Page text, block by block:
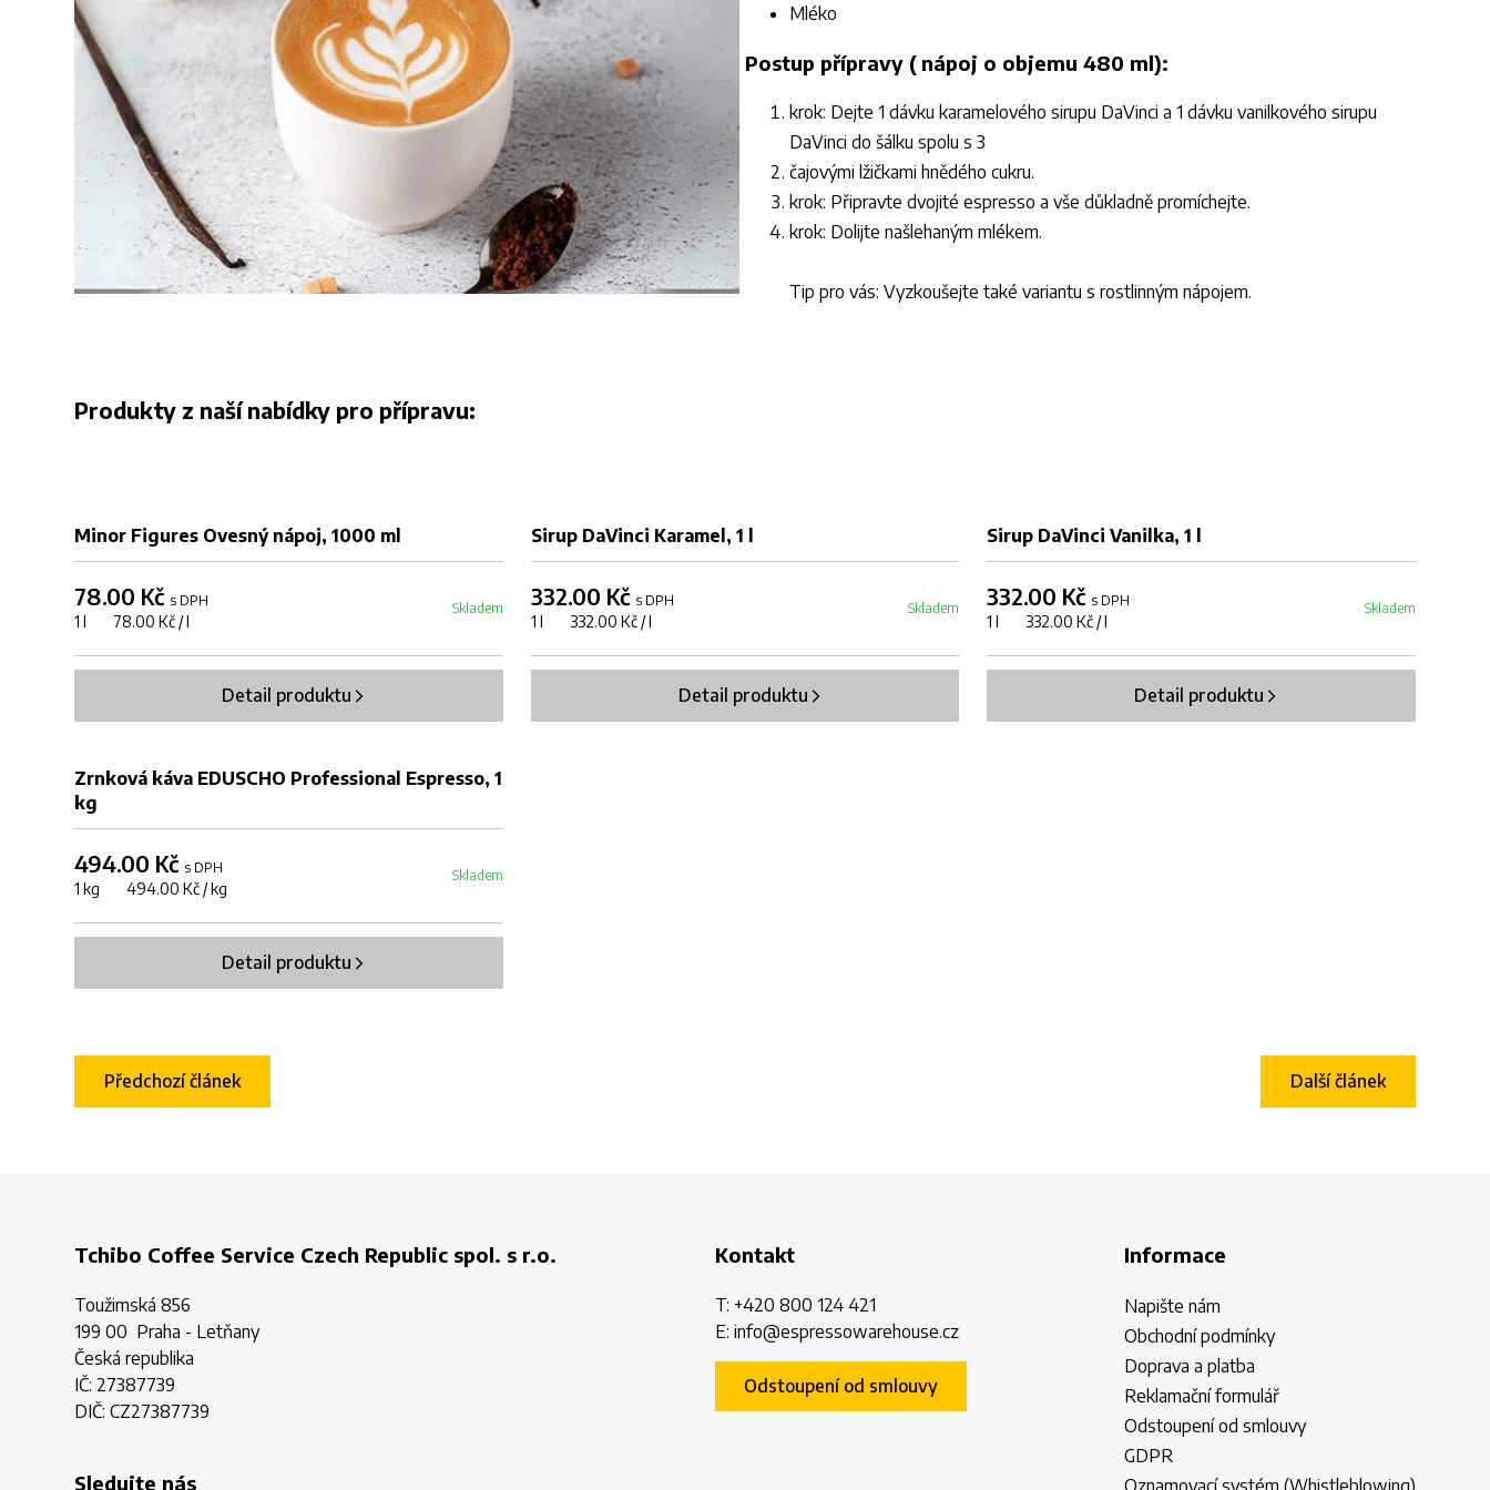
Mléko
Postup přípravy ( nápoj o objemu 480 ml):
krok: Dejte 1 dávku karamelového sirupu DaVinci a 1 dávku vanilkového sirupu
DaVinci do šálku spolu s 3
čajovými lžičkami hnědého cukru.
krok: Připravte dvojité espresso a vše důkladně promíchejte.
krok: Dolijte našlehaným mlékem.
Tip pro vás: Vyzkoušejte také variantu s rostlinným nápojem.
Produkty z naší nabídky pro přípravu:
Minor Figures Ovesný nápoj, 1000 ml
78.00 Kč s DPH
1 l 78.00 Kč / l
Skladem
Detail produktu
Sirup DaVinci Karamel, 1 l
332.00 Kč s DPH
1 l 332.00 Kč / l
Skladem
Detail produktu
Sirup DaVinci Vanilka, 1 l
332.00 Kč s DPH
1 l 332.00 Kč / l
Skladem
Detail produktu
Zrnková káva EDUSCHO Professional Espresso, 1
kg
494.00 Kč s DPH
1 kg 494.00 Kč / kg
Skladem
Detail produktu
Další článek
Předchozí článek
Tchibo Coffee Service Czech Republic spol. s r.o.
Toužimská 856
199 00 Praha - Letňany
Česká republika
IČ: 27387739
DIČ: CZ27387739
Sledujte nás
Kontakt
T: +420 800 124 421
E: info@espressowarehouse.cz
Odstoupení od smlouvy
Informace
Napište nám
Obchodní podmínky
Doprava a platba
Reklamační formulář
Odstoupení od smlouvy
GDPR
Oznamovací systém (Whistleblowing)